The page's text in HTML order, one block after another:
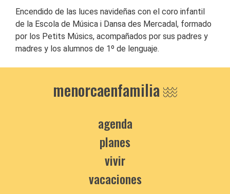
Encendido de las luces navideñas con el coro infantil
de la Escola de Música i Dansa des Mercadal, formado
por los Petits Músics, acompañados por sus padres y
madres y los alumnos de 1º de lenguaje.
menorcaenfamilia
agenda
planes
vivir
vacaciones